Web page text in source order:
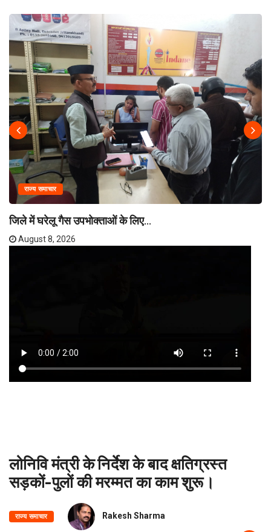
राज्य समाचार
जिले में घरेलू गैस उपभोक्ताओं के लिए...
August 8, 2026
लोनिवि मंत्री के निर्देश के बाद क्षतिग्रस्त
सड़कों-पुलों की मरम्मत का काम शुरू।
राज्य समाचार Rakesh Sharma